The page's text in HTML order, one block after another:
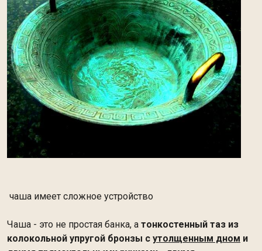
чаша имеет сложное устройство
Чаша - это не простая банка, а тонкостенный таз из
колокольной упругой бронзы с утолщенным дном и